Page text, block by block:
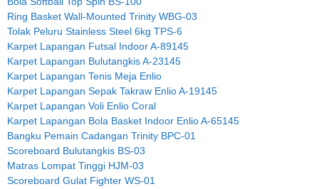
Ring Basket Wall-Mounted Trinity WBG-03
Tolak Peluru Stainless Steel 6kg TPS-6
Karpet Lapangan Futsal Indoor A-89145
Karpet Lapangan Bulutangkis A-23145
Karpet Lapangan Tenis Meja Enlio
Karpet Lapangan Sepak Takraw Enlio A-19145
Karpet Lapangan Voli Enlio Coral
Karpet Lapangan Bola Basket Indoor Enlio A-65145
Bangku Pemain Cadangan Trinity BPC-01
Scoreboard Bulutangkis BS-03
Matras Lompat Tinggi HJM-03
Scoreboard Gulat Fighter WS-01